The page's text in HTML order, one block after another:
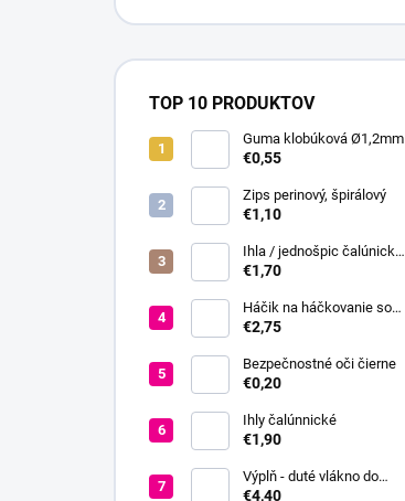
TOP 10 PRODUKTOV
Guma klobúková Ø1,2mm
€0,55
Zips perinový, špirálový
€1,10
Ihla / jednošpic čalúnická
20 cm
€1,70
Háčik na háčkovanie so
silikónovou rukoväťou veľ.
€2,75
Bezpečnostné oči čierne
€0,20
Ihly čalúnnické
€1,90
Výplň - duté vlákno do
hračiek a vankúšov
€4,40